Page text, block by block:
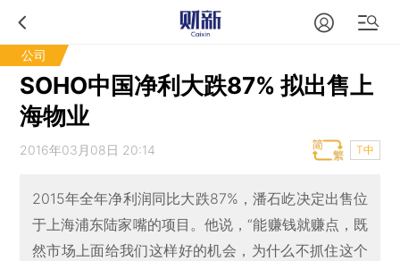
公司
SOHO中国净利大跌87% 拟出售上
海物业
2016年03月08日 20:14 T中
2015年全年净利润同比大跌87%，潘石屹决定出售位
于上海浦东陆家嘴的项目。他说，“能赚钱就赚点，既
然市场上面给我们这样好的机会，为什么不抓住这个